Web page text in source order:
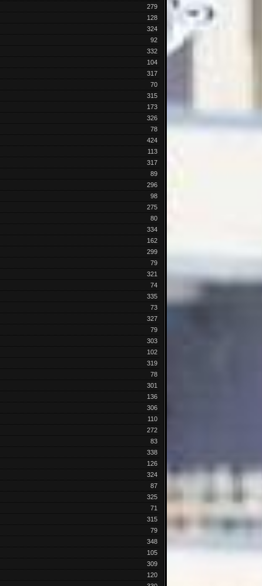
279
128
324
92
332
104
317
70
315
173
326
78
424
113
317
89
296
98
275
80
334
162
299
79
321
74
335
73
327
79
303
102
319
78
301
136
306
110
272
83
338
126
324
87
325
71
315
79
348
105
309
120